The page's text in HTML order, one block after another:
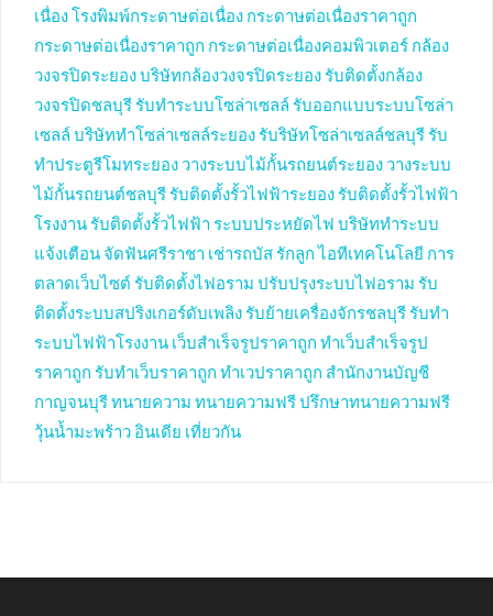
เนื่อง โรงพิมพ์กระดาษต่อเนื่อง กระดาษต่อเนื่องราคาถูก
กระดาษต่อเนื่องราคาถูก กระดาษต่อเนื่องคอมพิวเตอร์ กล้อง
วงจรปิดระยองบริษัทกล้องวงจรปิดระยอง รับติดตั้งกล้อง
วงจรปิดชลบุรี รับทำระบบโซล่าเซลล์ รับออกแบบระบบโซล่า
เซลล์ บริษัททำโซล่าเซลล์ระยอง รับริษัทโซล่าเซลล์ชลบุรี รับ
ทำประตูรีโมทระยอง วางระบบไม้กั้นรถยนต์ระยอง วางระบบ
ไม้กั้นรถยนต์ชลบุรี รับติดตั้งรั้วไฟฟ้าระยอง รับติดตั้งรั้วไฟฟ้า
โรงงาน รับติดตั้งรั้วไฟฟ้า ระบบประหยัดไฟ บริษัททำระบบ
แจ้งเตือน จัดฟันศรีราชา เช่ารถบัส รักลูก ไอทีเทคโนโลยี การ
ตลาดเว็บไซต์ รับติดตั้งไฟอราม ปรับปรุงระบบไฟอราม รับ
ติดตั้งระบบสปริงเกอร์ดับเพลิง รับย้ายเครื่องจักรชลบุรี รับทำ
ระบบไฟฟ้าโรงงาน เว็บสำเร็จรูปราคาถูก ทำเว็บสำเร็จรูป
ราคาถูก รับทำเว็บราคาถูก ทำเวปราคาถูก สำนักงานบัญชี
กาญจนบุรีทนายความ ทนายความฟรีปรึกษาทนายความฟรี
วุ้นน้ำมะพร้าว อินเดีย เที่ยวกัน